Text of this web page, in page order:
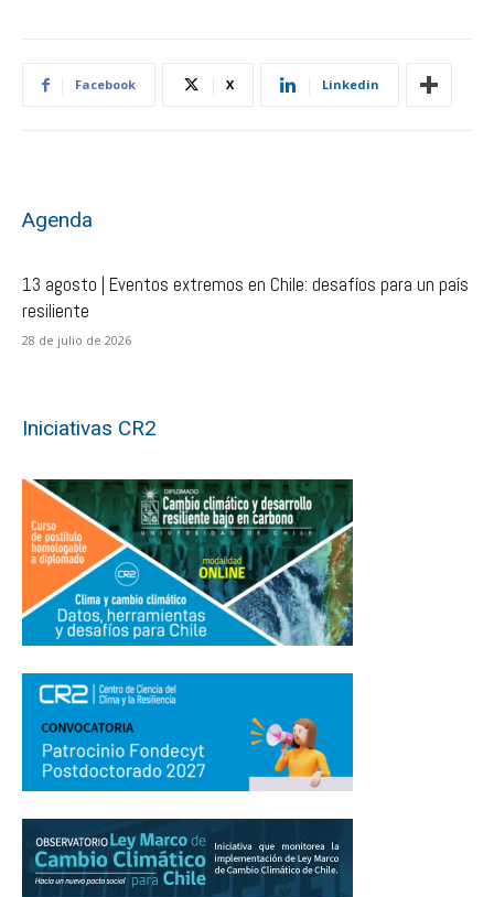
Facebook X Linkedin
Agenda
13 agosto | Eventos extremos en Chile: desafíos para un país
resiliente
28 de julio de 2026
Iniciativas CR2